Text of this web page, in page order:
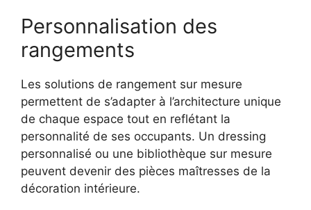
Personnalisation des
rangements
Les solutions de rangement sur mesure
permettent de s’adapter à l’architecture unique
de chaque espace tout en reflétant la
personnalité de ses occupants. Un dressing
personnalisé ou une bibliothèque sur mesure
peuvent devenir des pièces maîtresses de la
décoration intérieure.